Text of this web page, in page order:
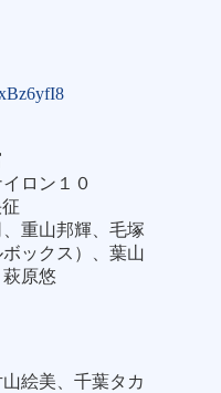
ロン１０
重山邦輝、毛塚
ックス）、葉山
原悠
絵美、千葉タカ